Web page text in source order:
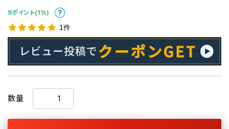
9ポイント(1%)
1件
数量